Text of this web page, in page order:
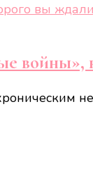
войны»,